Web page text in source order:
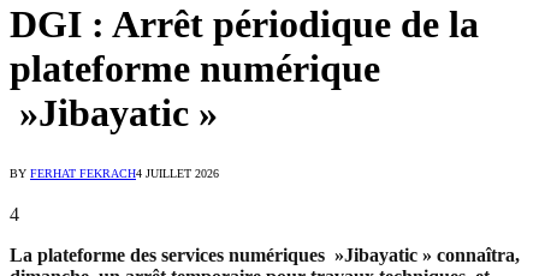
DGI : Arrêt périodique de la
plateforme numérique
»Jibayatic »
BY FERHAT FEKRACH4 JUILLET 2026
4
La plateforme des services numériques »Jibayatic » connaîtra,